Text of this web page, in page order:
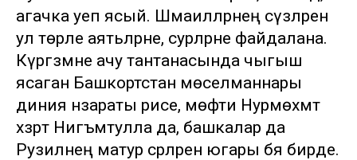
агачка уеп ясый. Шәмаилләрнең сүзләренә
ул төрле аятьләрне, сурәләрне файдалана.
Күргәзмәне ачу тантанасында чыгыш
ясаган Башкортстан мөселманнары
диния нәзараты рәисе, мөфти Нурмөхәмәт
хәзрәт Нигъмәтулла да, башкалар да
Рузилнең матур әсәрләренә югары бәя бирде.